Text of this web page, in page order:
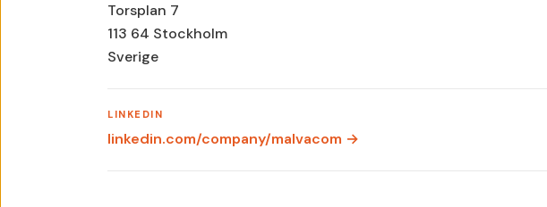
Torsplan 7
113 64 Stockholm
Sverige
LINKEDIN
linkedin.com/company/malvacom →